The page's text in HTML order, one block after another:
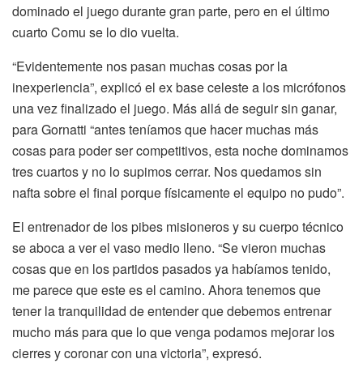
dominado el juego durante gran parte, pero en el último
cuarto Comu se lo dio vuelta.
“Evidentemente nos pasan muchas cosas por la
inexperiencia”, explicó el ex base celeste a los micrófonos
una vez finalizado el juego. Más allá de seguir sin ganar,
para Gornatti “antes teníamos que hacer muchas más
cosas para poder ser competitivos, esta noche dominamos
tres cuartos y no lo supimos cerrar. Nos quedamos sin
nafta sobre el final porque físicamente el equipo no pudo”.
El entrenador de los pibes misioneros y su cuerpo técnico
se aboca a ver el vaso medio lleno. “Se vieron muchas
cosas que en los partidos pasados ya habíamos tenido,
me parece que este es el camino. Ahora tenemos que
tener la tranquilidad de entender que debemos entrenar
mucho más para que lo que venga podamos mejorar los
cierres y coronar con una victoria”, expresó.